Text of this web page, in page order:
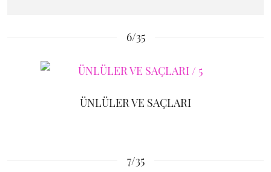
6/35
ÜNLÜLER VE SAÇLARI
7/35